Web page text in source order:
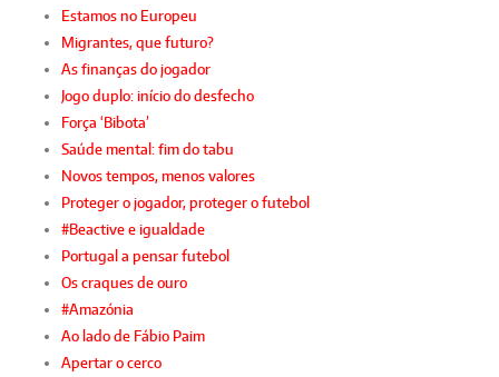
Estamos no Europeu
Migrantes, que futuro?
As finanças do jogador
Jogo duplo: início do desfecho
Força ‘Bibota’
Saúde mental: fim do tabu
Novos tempos, menos valores
Proteger o jogador, proteger o futebol
#Beactive e igualdade
Portugal a pensar futebol
Os craques de ouro
#Amazónia
Ao lado de Fábio Paim
Apertar o cerco